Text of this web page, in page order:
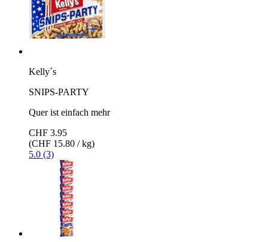
Kelly´s
SNIPS-PARTY
Quer ist einfach mehr
CHF 3.95
(CHF 15.80 / kg)
5.0 (3)